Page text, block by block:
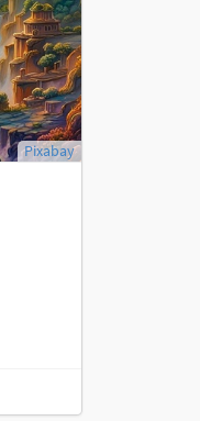
Pixabay